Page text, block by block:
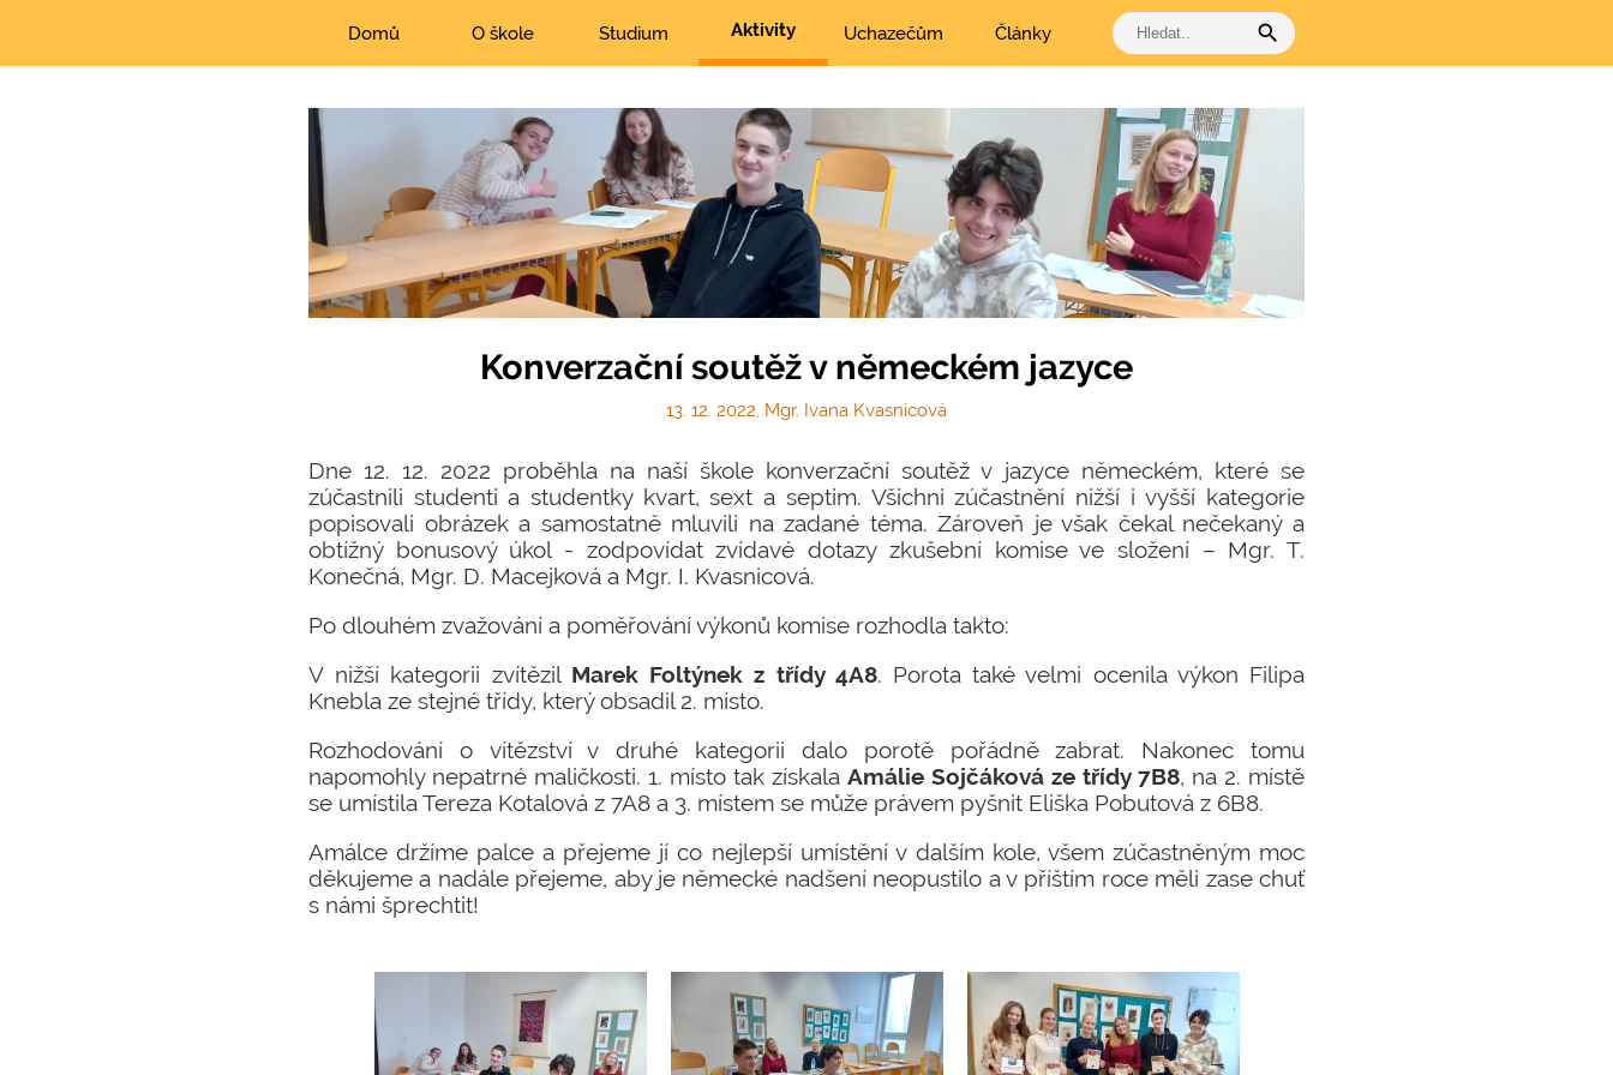
Domů O škole Studium Aktivity Uchazečům Články search
Konverzační soutěž v německém jazyce
13. 12. 2022, Mgr. Ivana Kvasnicová
Dne 12. 12. 2022 proběhla na naší škole konverzační soutěž v jazyce německém, které se
zúčastnili studenti a studentky kvart, sext a septim. Všichni zúčastnění nižší i vyšší kategorie
popisovali obrázek a samostatně mluvili na zadané téma. Zároveň je však čekal nečekaný a
obtížný bonusový úkol - zodpovídat zvídavé dotazy zkušební komise ve složení – Mgr. T.
Konečná, Mgr. D. Macejková a Mgr. I. Kvasnicová.
Po dlouhém zvažování a poměřování výkonů komise rozhodla takto:
V nižší kategorii zvítězil Marek Foltýnek z třídy 4A8. Porota také velmi ocenila výkon Filipa
Knebla ze stejné třídy, který obsadil 2. místo.
Rozhodování o vítězství v druhé kategorii dalo porotě pořádně zabrat. Nakonec tomu
napomohly nepatrné maličkosti. 1. místo tak získala Amálie Sojčáková ze třídy 7B8, na 2. místě
se umístila Tereza Kotalová z 7A8 a 3. místem se může právem pyšnit Eliška Pobutová z 6B8.
Amálce držíme palce a přejeme jí co nejlepší umístění v dalším kole, všem zúčastněným moc
děkujeme a nadále přejeme, aby je německé nadšení neopustilo a v příštím roce měli zase chuť
s námi šprechtit!